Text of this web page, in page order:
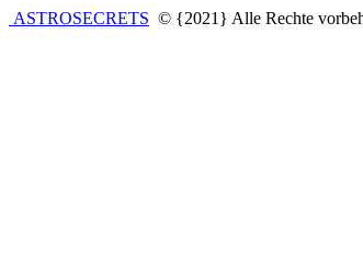
ASTROSECRETS © {2021} Alle Rechte